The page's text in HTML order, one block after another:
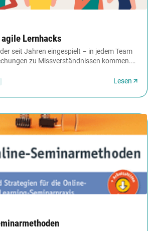
Lernhacks
seit Jahren eingespielt – in jedem Team
zu Missverständnissen kommen.
Lesen